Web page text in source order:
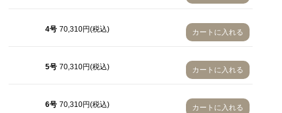
4号 70,310円(税込) カートに入れる
5号 70,310円(税込) カートに入れる
6号 70,310円(税込) カートに入れる